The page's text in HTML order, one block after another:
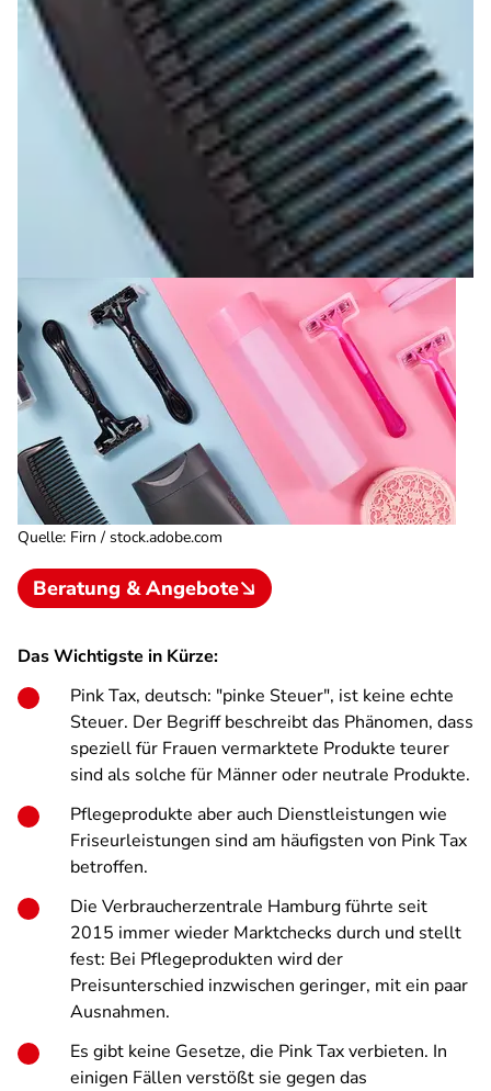
Quelle: Firn / stock.adobe.com
Beratung & Angebote
Das Wichtigste in Kürze:
Pink Tax, deutsch: "pinke Steuer", ist keine echte
Steuer. Der Begriff beschreibt das Phänomen, dass
speziell für Frauen vermarktete Produkte teurer
sind als solche für Männer oder neutrale Produkte.
Pflegeprodukte aber auch Dienstleistungen wie
Friseurleistungen sind am häufigsten von Pink Tax
betroffen.
Die Verbraucherzentrale Hamburg führte seit
2015 immer wieder Marktchecks durch und stellt
fest: Bei Pflegeprodukten wird der
Preisunterschied inzwischen geringer, mit ein paar
Ausnahmen.
Es gibt keine Gesetze, die Pink Tax verbieten. In
einigen Fällen verstößt sie gegen das